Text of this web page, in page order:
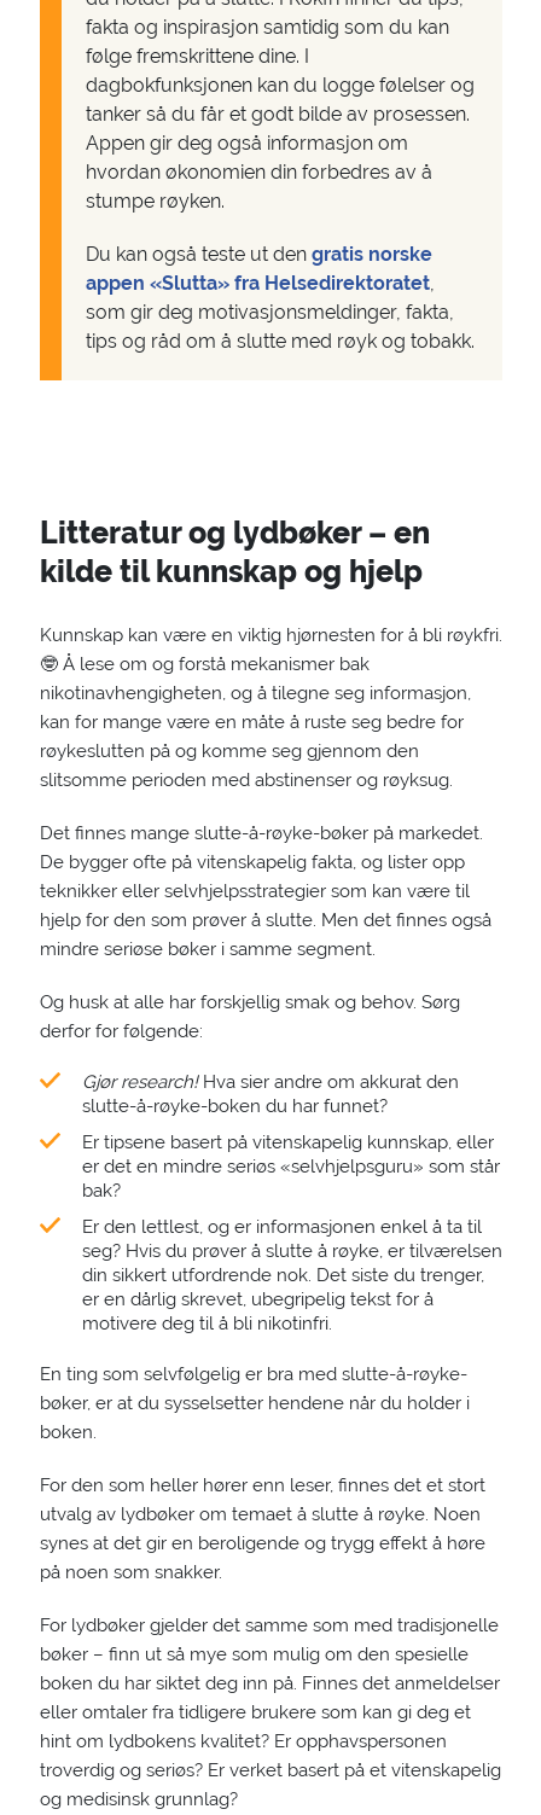
fakta og inspirasjon samtidig som du kan
følge fremskrittene dine. I
dagbokfunksjonen kan du logge følelser og
tanker så du får et godt bilde av prosessen.
Appen gir deg også informasjon om
hvordan økonomien din forbedres av å
stumpe røyken.
Du kan også teste ut den gratis norske
appen «Slutta» fra Helsedirektoratet,
som gir deg motivasjonsmeldinger, fakta,
tips og råd om å slutte med røyk og tobakk.
Litteratur og lydbøker – en
kilde til kunnskap og hjelp
Kunnskap kan være en viktig hjørnesten for å bli røykfri.
🤓 Å lese om og forstå mekanismer bak
nikotinavhengigheten, og å tilegne seg informasjon,
kan for mange være en måte å ruste seg bedre for
røykeslutten på og komme seg gjennom den
slitsomme perioden med abstinenser og røyksug.
Det finnes mange slutte-å-røyke-bøker på markedet.
De bygger ofte på vitenskapelig fakta, og lister opp
teknikker eller selvhjelpsstrategier som kan være til
hjelp for den som prøver å slutte. Men det finnes også
mindre seriøse bøker i samme segment.
Og husk at alle har forskjellig smak og behov. Sørg
derfor for følgende:
Gjør research!Hva sier andre om akkurat den
slutte-å-røyke-boken du har funnet?
Er tipsene basert på vitenskapelig kunnskap, eller
er det en mindre seriøs «selvhjelpsguru» som står
bak?
Er den lettlest, og er informasjonen enkel å ta til
seg? Hvis du prøver å slutte å røyke, er tilværelsen
din sikkert utfordrende nok. Det siste du trenger,
er en dårlig skrevet, ubegripelig tekst for å
motivere deg til å bli nikotinfri.
En ting som selvfølgelig er bra med slutte-å-røyke-
bøker, er at du sysselsetter hendene når du holder i
boken.
For den som heller hører enn leser, finnes det et stort
utvalg av lydbøker om temaet å slutte å røyke. Noen
synes at det gir en beroligende og trygg effekt å høre
på noen som snakker.
For lydbøker gjelder det samme som med tradisjonelle
bøker – finn ut så mye som mulig om den spesielle
boken du har siktet deg inn på. Finnes det anmeldelser
eller omtaler fra tidligere brukere som kan gi deg et
hint om lydbokens kvalitet? Er opphavspersonen
troverdig og seriøs? Er verket basert på et vitenskapelig
og medisinsk grunnlag?